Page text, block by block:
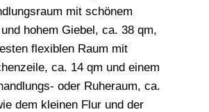
mit schönem
hohem Giebel, ca. 38 qm,
flexiblen Raum mit
ca. 14 qm und einem
oder Ruheraum, ca.
dem kleinen Flur und der